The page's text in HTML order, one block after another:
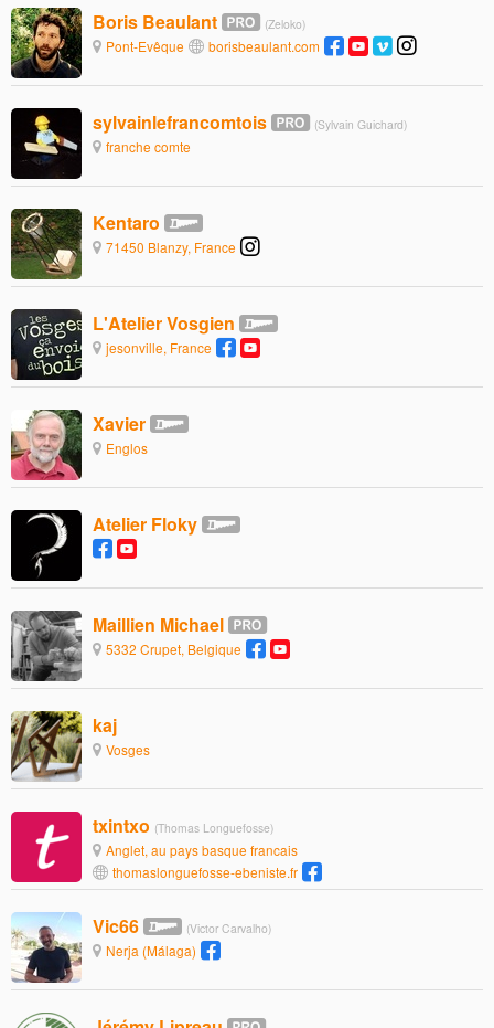
Boris Beaulant (Zeloko)
Pont-Evêque borisbeaulant.com
sylvainlefrancomtois (Sylvain Guichard)
franche comte
Kentaro
71450 Blanzy, France
L'Atelier Vosgien
jesonville, France
Xavier
Englos
Atelier Floky
Maillien Michael
5332 Crupet, Belgique
kaj
Vosges
txintxo (Thomas Longuefosse)
Anglet, au pays basque francais
thomaslonguefosse-ebeniste.fr
Vic66 (Victor Carvalho)
Nerja (Málaga)